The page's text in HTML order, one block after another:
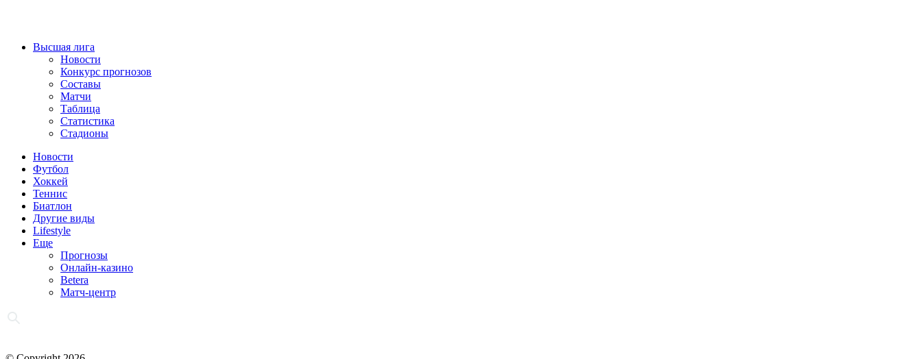
Высшая лига
Новости
Конкурс прогнозов
Составы
Матчи
Таблица
Статистика
Стадионы
Новости
Футбол
Хоккей
Теннис
Биатлон
Другие виды
Lifestyle
Еще
Прогнозы
Онлайн-казино
Betera
Матч-центр